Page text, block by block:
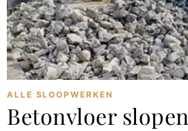
ALLE SLOOPWERKEN
Betonvloer slopen